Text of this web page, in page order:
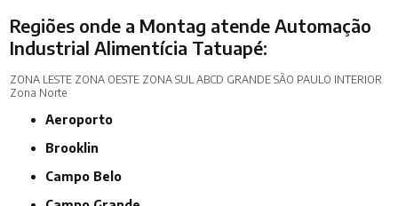
Regiões onde a Montag atende Automação
Industrial Alimentícia Tatuapé:
ZONA LESTE ZONA OESTE ZONA SUL ABCD GRANDE SÃO PAULO INTERIOR
Zona Norte
Aeroporto
Brooklin
Campo Belo